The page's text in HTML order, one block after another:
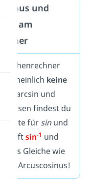
und
am
keine
für arcsin und
findest du
Taste für sin und
sin-1 und
das Gleiche wie
und Arcuscosinus!